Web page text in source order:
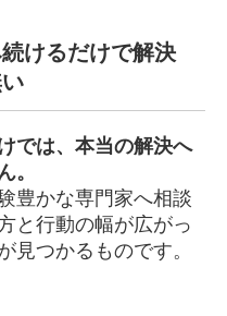
けるだけで解決
では、本当の解決へ
。
豊かな専門家へ相談
と行動の幅が広がっ
見つかるものです。